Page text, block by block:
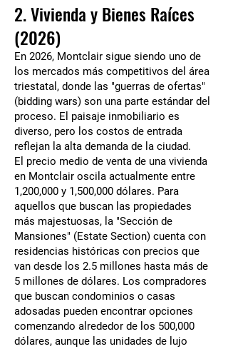
2. Vivienda y Bienes Raíces
(2026)
En 2026, Montclair sigue siendo uno de
los mercados más competitivos del área
triestatal, donde las "guerras de ofertas"
(bidding wars) son una parte estándar del
proceso. El paisaje inmobiliario es
diverso, pero los costos de entrada
reflejan la alta demanda de la ciudad.
El precio medio de venta de una vivienda
en Montclair oscila actualmente entre
1,200,000 y 1,500,000 dólares. Para
aquellos que buscan las propiedades
más majestuosas, la "Sección de
Mansiones" (Estate Section) cuenta con
residencias históricas con precios que
van desde los 2.5 millones hasta más de
5 millones de dólares. Los compradores
que buscan condominios o casas
adosadas pueden encontrar opciones
comenzando alrededor de los 500,000
dólares, aunque las unidades de lujo